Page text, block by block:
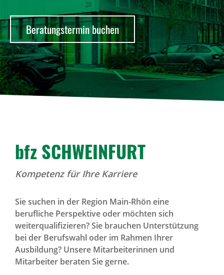
News Archiv
Beratungstermin buchen
bfz SCHWEIN­FURT
Kompetenz für Ihre Karriere
Sie suchen in der Region Main-Rhön eine
berufliche Perspektive oder möchten sich
weiterqualifizieren? Sie brauchen Unterstützung
bei der Berufswahl oder im Rahmen Ihrer
Ausbildung? Unsere Mitarbeiterinnen und
Mitarbeiter beraten Sie gerne.